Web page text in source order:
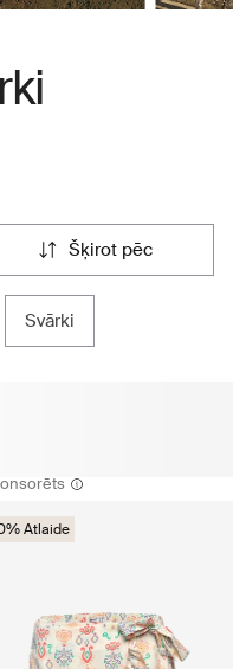
šķirot pēc
svārki
Atlaide